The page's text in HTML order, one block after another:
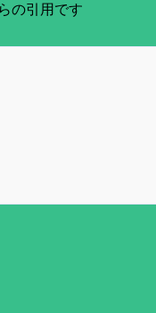
の引用です